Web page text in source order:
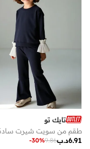
تايك تو
د.ب6.91
9.86
-30%